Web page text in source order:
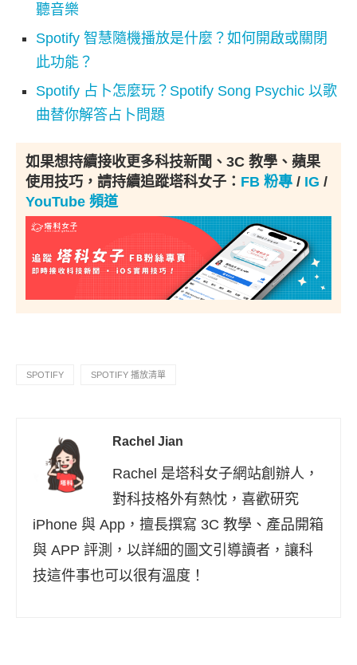
聽音樂
Spotify 智慧隨機播放是什麼？如何開啟或關閉
此功能？
Spotify 占卜怎麼玩？Spotify Song Psychic 以歌
曲替你解答占卜問題
如果想持續接收更多科技新聞、3C 教學、蘋果
使用技巧，請持續追蹤塔科女子： FB 粉專 / IG /
YouTube 頻道
SPOTIFY SPOTIFY 播放清單
Rachel Jian
Rachel 是塔科女子網站創辦人，
對科技格外有熱忱，喜歡研究
iPhone 與 App，擅長撰寫 3C 教學、產品開箱
與 APP 評測，以詳細的圖文引導讀者，讓科
技這件事也可以很有溫度！